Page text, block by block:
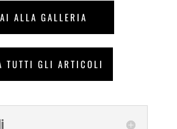
ALLA GALLERIA
TUTTI GLI ARTICOLI